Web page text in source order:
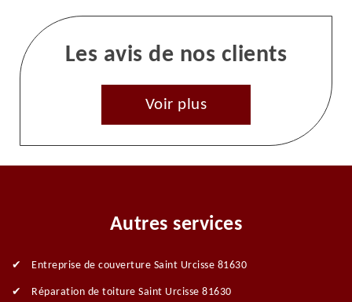
Les avis de nos clients
Voir plus
Autres services
Entreprise de couverture Saint Urcisse 81630
Réparation de toiture Saint Urcisse 81630